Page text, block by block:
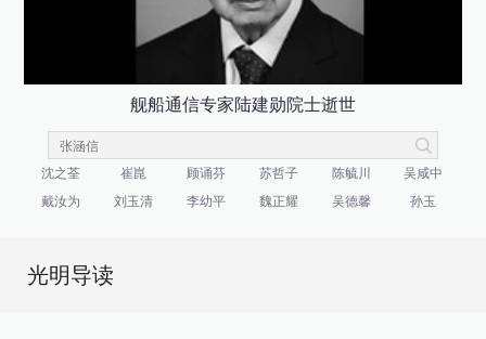
舰船通信专家陆建勋院士逝世
沈之荃 崔崑 顾诵芬 苏哲子 陈毓川
吴咸中
戴汝为
刘玉清 李幼平 魏正耀 吴德馨 孙玉
光明导读